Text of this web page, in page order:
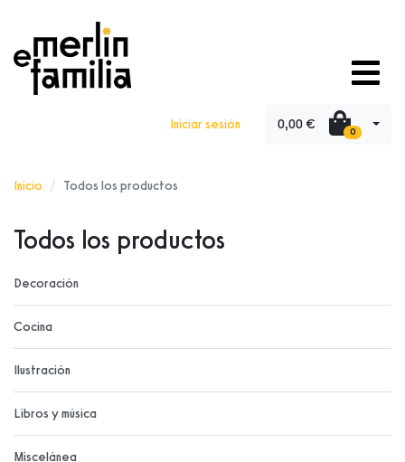
Iniciar sesión 0,00 € 0
Inicio Todos los productos
Todos los productos
Decoración
Cocina
Ilustración
Libros y música
Miscelánea